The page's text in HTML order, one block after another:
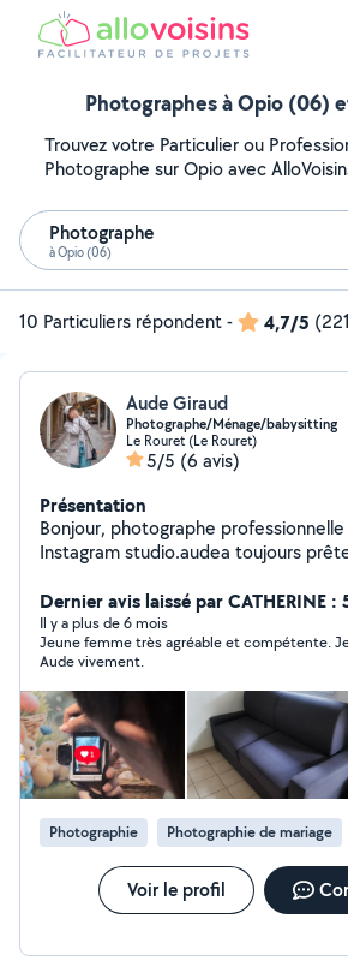
Photographes à Opio (06)
Trouvez votre Particulier ou
Photographe sur Opio avec
Photographe
à Opio (06)
10 Particuliers répondent- 4,7/5
Aude Giraud
Photographe/Ménage/babysitting
Le Rouret (Le Rouret)
5/5 (6 avis)
Présentation
Bonjour, photographe professionnelle et polyvalente.
Instagram studio.audea toujours
rbnb,
nettoyage canapé/siége auto/tapis... Je loue également
mon nettoyeur shampouinneuse
Dernier avis laissé par CATHERINE :
Il y a plus de 6 mois
Jeune femme très agréable et compétente.
Aude vivement.
Photographie Photographie de mariage
Voir le profil